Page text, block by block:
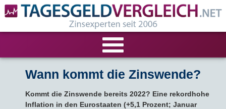
VERGLEICHE
Tagesgeld-Vergleich
RECHNER
Wann kommt die Zinswende?
Kommt die Zinswende bereits 2022? Eine rekordhohe
Inflation in den Eurostaaten (+5,1 Prozent; Januar